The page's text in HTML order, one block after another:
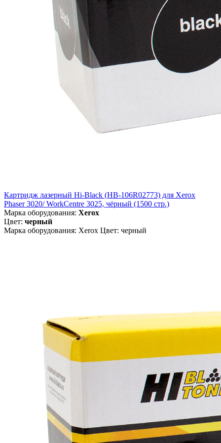
Картридж лазерный Hi-Black (HB-106R02773) для Xerox
Phaser 3020/ WorkCentre 3025, чёрный (1500 стр.)
Марка оборудования: Xerox
Цвет: черный
Марка оборудования: Xerox Цвет: черный